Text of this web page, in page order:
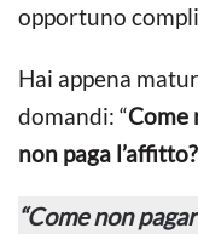
opportuno
Hai appena
domandi: “Come
non paga l’affitto?
“Come non